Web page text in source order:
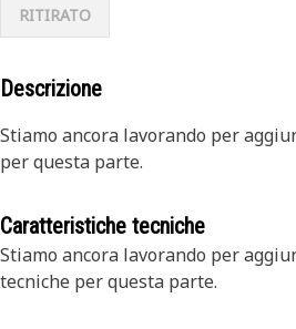
RITIRATO
Descrizione
Stiamo ancora lavorando per
per questa parte.
Caratteristiche tecniche
Stiamo ancora lavorando per
tecniche per questa parte.